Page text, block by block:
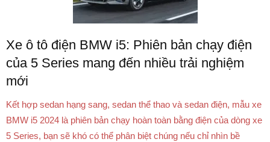
Xe ô tô điện BMW i5: Phiên bản chạy điện
của 5 Series mang đến nhiều trải nghiệm
mới
Kết hợp sedan hạng sang, sedan thể thao và sedan điện, mẫu xe
BMW i5 2024 là phiên bản chạy hoàn toàn bằng điện của dòng xe
5 Series, bạn sẽ khó có thể phân biệt chúng nếu chỉ nhìn bề